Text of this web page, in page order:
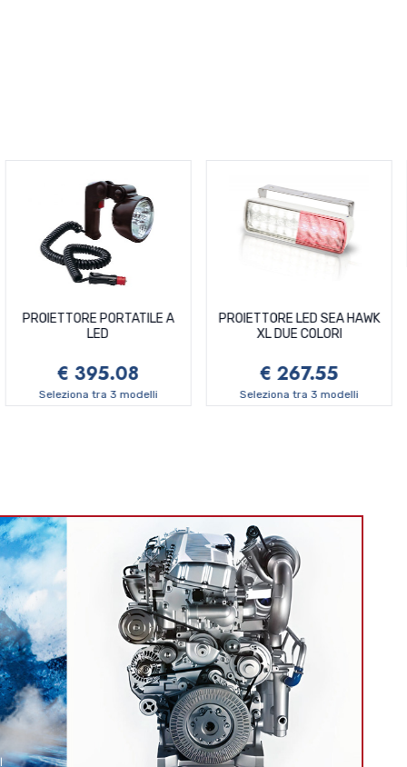
PROIETTORE PORTATILE A
LED
€ 395.08
Seleziona tra 3 modelli
PROIETTORE LED SEA HAWK
XL DUE COLORI
€ 267.55
Seleziona tra 3 modelli